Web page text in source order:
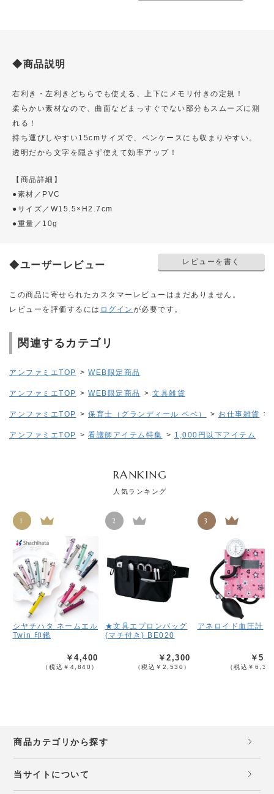
◆商品説明
右利き・左利きどちらでも使える、上下にメモリ付きの定規！
柔らかい素材なので、曲面などまっすぐでない部分もスムーズに測
れる！
持ち運びしやすい15cmサイズで、ペンケースにも収まりやすい。
透明だから文字を隠さず使えて効率アップ！
【商品詳細】
●素材／PVC
●サイズ／W15.5×H2.7cm
●重量／10g
◆ユーザーレビュー レビューを書く
この商品に寄せられたカスタマーレビューはまだありません。
レビューを評価するには ログイン が必要です。
関連するカテゴリ
アンファミエTOP > WEB限定商品
アンファミエTOP > WEB限定商品 > 文具雑貨
アンファミエTOP > 保育士（グランディール ベベ） > お仕事雑貨 >
アンファミエTOP > 看護師アイテム特集 > 1,000円以下アイテム
RANKING
人気ランキング
1
シヤチハタ ネームエル
Twin 印鑑
￥4,400
（税込￥4,840）
2
★文具エプロンバッグ
(マチ付き) BE020
￥2,300
（税込￥2,530）
3
アネロイド血圧計
￥
（税込￥
商品カテゴリから探す
当サイトについて